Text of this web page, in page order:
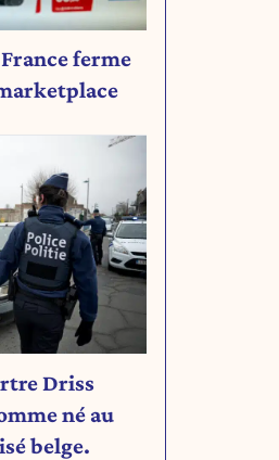
ferme
Driss
né au
belge.